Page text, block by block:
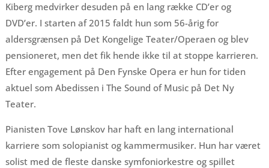
Kiberg medvirker desuden på en lang række CD’er og
DVD’er. I starten af 2015 faldt hun som 56-årig for
aldersgrænsen på Det Kongelige Teater/Operaen og blev
pensioneret, men det fik hende ikke til at stoppe karrieren.
Efter engagement på Den Fynske Opera er hun for tiden
aktuel som Abedissen i The Sound of Music på Det Ny
Teater.
Pianisten Tove Lønskov har haft en lang international
karriere som solopianist og kammermusiker. Hun har været
solist med de fleste danske symfoniorkestre og spillet